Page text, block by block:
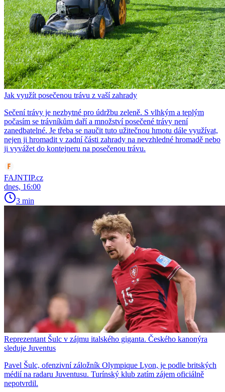
Jak využít posečenou trávu z vaší zahrady
Sečení trávy je nezbytné pro údržbu zeleně. S vlhkým a teplým
počasím se trávníkům daří a množství posečené trávy není
zanedbatelné. Je třeba se naučit tuto užitečnou hmotu dále využívat,
nejen ji hromadit v zadní části zahrady na nevzhledné hromadě nebo
ji vyvážet do kontejneru na posečenou trávu.
FAJNTIP.cz
dnes, 16:00
3 min
Reprezentant Šulc v zájmu italského giganta. Českého kanonýra
sleduje Juventus
Pavel Šulc, ofenzivní záložník Olympique Lyon, je podle britských
médií na radaru Juventusu. Turínský klub zatím zájem oficiálně
nepotvrdil.